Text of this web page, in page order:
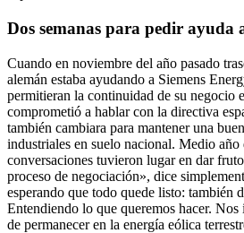
Dos semanas para pedir ayuda
Cuando en noviembre del año pasado
alemán estaba ayudando a Siemens
permitieran la continuidad de su negocio
comprometió a hablar con la directiva
también cambiara para mantener una
industriales en suelo nacional. Medio año
conversaciones tuvieron lugar en dar
proceso de negociación», dice
esperando que todo quede listo: también
Entendiendo lo que queremos hacer. Nos
de permanecer en la energía eólica